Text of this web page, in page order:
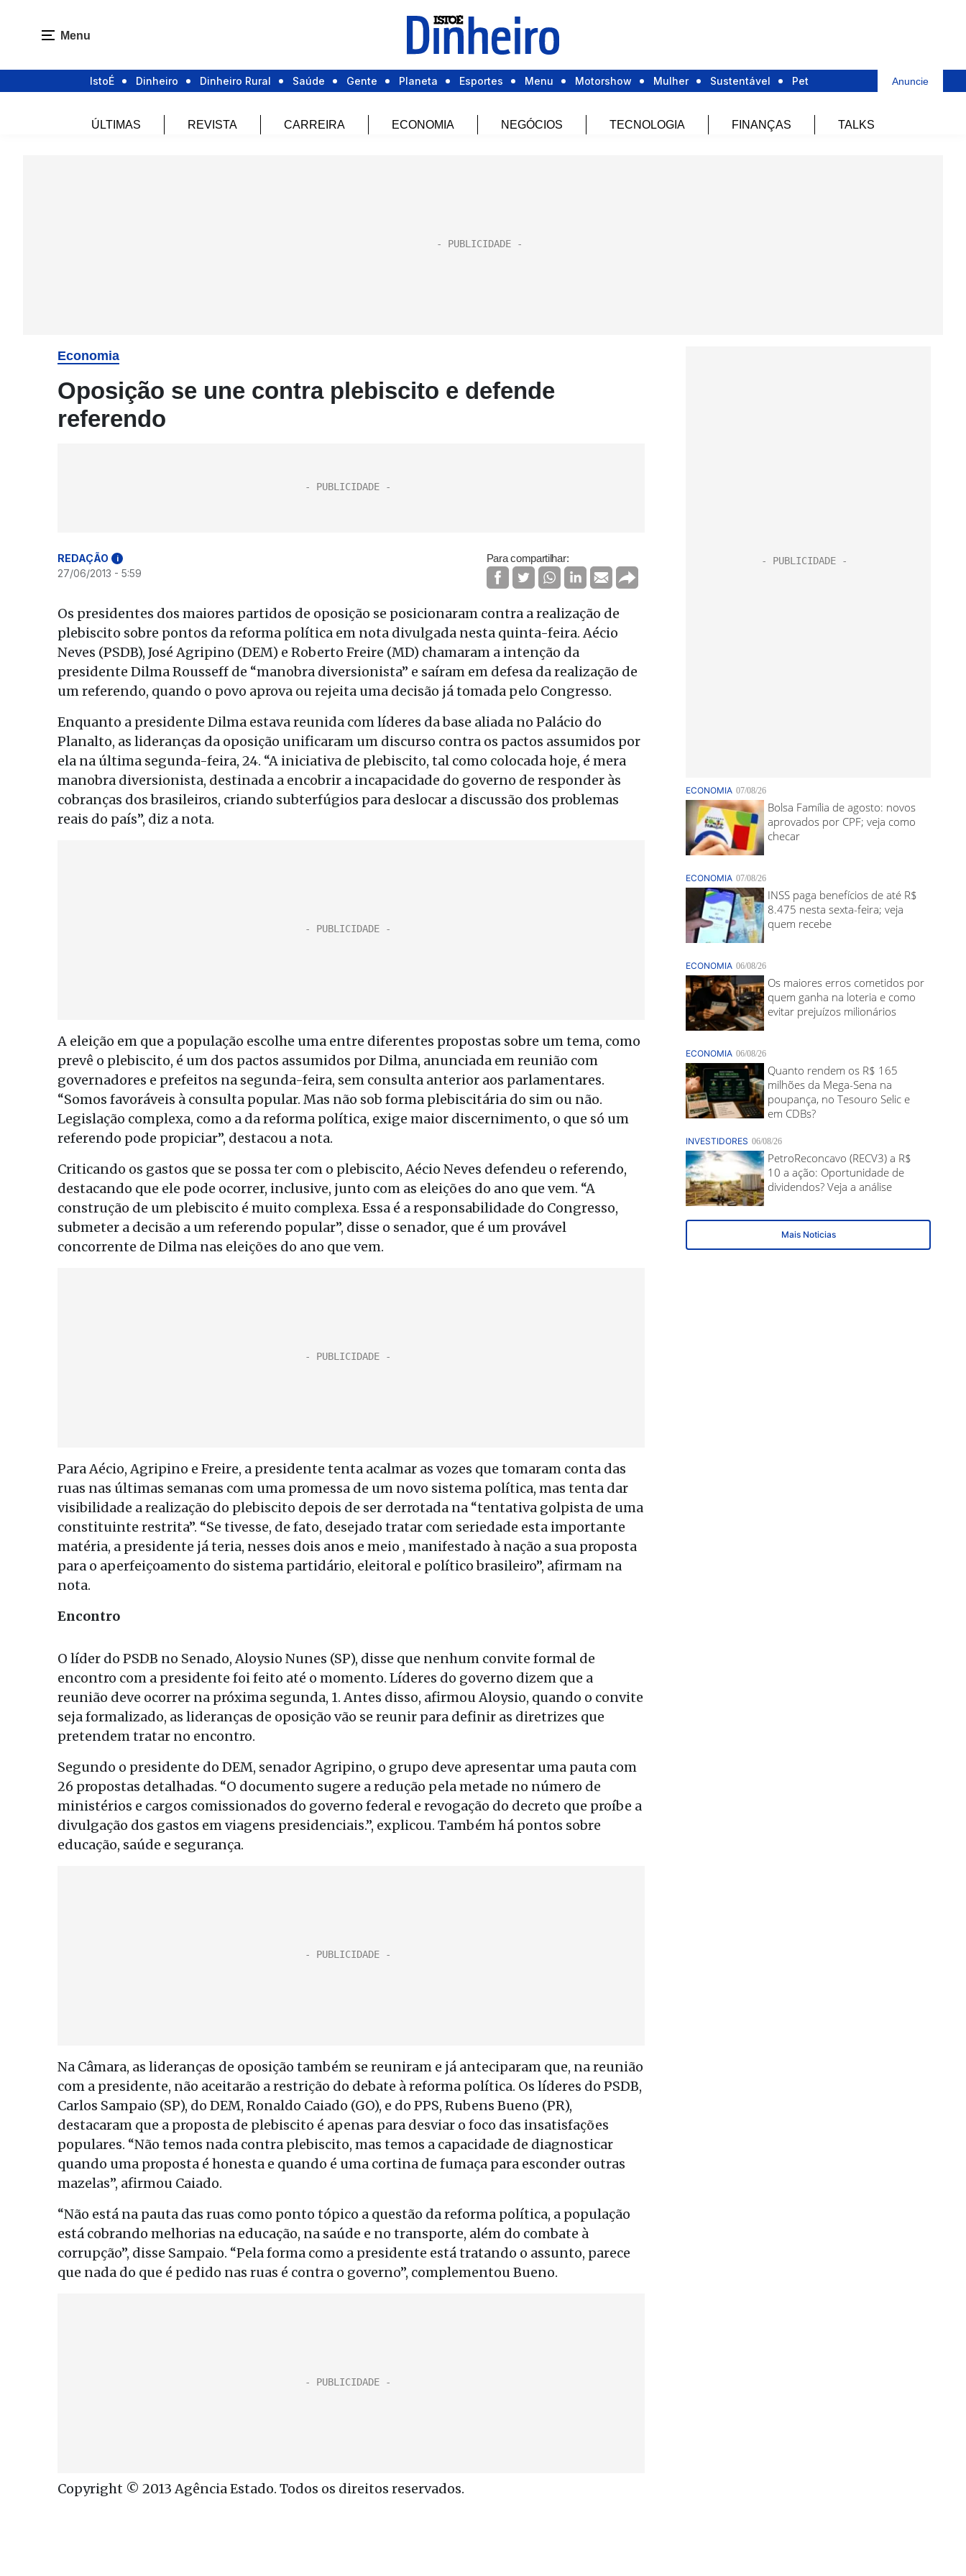
Menu
IstoÉ Dinheiro Dinheiro Rural Saúde Gente Planeta Esportes Menu Motorshow Mulher Sustentável Pet Anuncie
ÚLTIMAS REVISTA CARREIRA ECONOMIA NEGÓCIOS TECNOLOGIA FINANÇAS TALKS
Economia
Oposição se une contra plebiscito e defende
referendo
REDAÇÃO i
27/06/2013 - 5:59
Para compartilhar:
Os presidentes dos maiores partidos de oposição se posicionaram contra a realização de
plebiscito sobre pontos da reforma política em nota divulgada nesta quinta-feira. Aécio
Neves (PSDB), José Agripino (DEM) e Roberto Freire (MD) chamaram a intenção da
presidente Dilma Rousseff de “manobra diversionista” e saíram em defesa da realização de
um referendo, quando o povo aprova ou rejeita uma decisão já tomada pelo Congresso.
Enquanto a presidente Dilma estava reunida com líderes da base aliada no Palácio do
Planalto, as lideranças da oposição unificaram um discurso contra os pactos assumidos por
ela na última segunda-feira, 24. “A iniciativa de plebiscito, tal como colocada hoje, é mera
manobra diversionista, destinada a encobrir a incapacidade do governo de responder às
cobranças dos brasileiros, criando subterfúgios para deslocar a discussão dos problemas
reais do país”, diz a nota.
A eleição em que a população escolhe uma entre diferentes propostas sobre um tema, como
prevê o plebiscito, é um dos pactos assumidos por Dilma, anunciada em reunião com
governadores e prefeitos na segunda-feira, sem consulta anterior aos parlamentares.
“Somos favoráveis à consulta popular. Mas não sob forma plebiscitária do sim ou não.
Legislação complexa, como a da reforma política, exige maior discernimento, o que só um
referendo pode propiciar”, destacou a nota.
Criticando os gastos que se possa ter com o plebiscito, Aécio Neves defendeu o referendo,
destacando que ele pode ocorrer, inclusive, junto com as eleições do ano que vem. “A
construção de um plebiscito é muito complexa. Essa é a responsabilidade do Congresso,
submeter a decisão a um referendo popular”, disse o senador, que é um provável
concorrente de Dilma nas eleições do ano que vem.
Para Aécio, Agripino e Freire, a presidente tenta acalmar as vozes que tomaram conta das
ruas nas últimas semanas com uma promessa de um novo sistema política, mas tenta dar
visibilidade a realização do plebiscito depois de ser derrotada na “tentativa golpista de uma
constituinte restrita”. “Se tivesse, de fato, desejado tratar com seriedade esta importante
matéria, a presidente já teria, nesses dois anos e meio , manifestado à nação a sua proposta
para o aperfeiçoamento do sistema partidário, eleitoral e político brasileiro”, afirmam na
nota.
Encontro
O líder do PSDB no Senado, Aloysio Nunes (SP), disse que nenhum convite formal de
encontro com a presidente foi feito até o momento. Líderes do governo dizem que a
reunião deve ocorrer na próxima segunda, 1. Antes disso, afirmou Aloysio, quando o convite
seja formalizado, as lideranças de oposição vão se reunir para definir as diretrizes que
pretendem tratar no encontro.
Segundo o presidente do DEM, senador Agripino, o grupo deve apresentar uma pauta com
26 propostas detalhadas. “O documento sugere a redução pela metade no número de
ministérios e cargos comissionados do governo federal e revogação do decreto que proíbe a
divulgação dos gastos em viagens presidenciais.”, explicou. Também há pontos sobre
educação, saúde e segurança.
Na Câmara, as lideranças de oposição também se reuniram e já anteciparam que, na reunião
com a presidente, não aceitarão a restrição do debate à reforma política. Os líderes do PSDB,
Carlos Sampaio (SP), do DEM, Ronaldo Caiado (GO), e do PPS, Rubens Bueno (PR),
destacaram que a proposta de plebiscito é apenas para desviar o foco das insatisfações
populares. “Não temos nada contra plebiscito, mas temos a capacidade de diagnosticar
quando uma proposta é honesta e quando é uma cortina de fumaça para esconder outras
mazelas”, afirmou Caiado.
“Não está na pauta das ruas como ponto tópico a questão da reforma política, a população
está cobrando melhorias na educação, na saúde e no transporte, além do combate à
corrupção”, disse Sampaio. “Pela forma como a presidente está tratando o assunto, parece
que nada do que é pedido nas ruas é contra o governo”, complementou Bueno.
Copyright © 2013 Agência Estado. Todos os direitos reservados.